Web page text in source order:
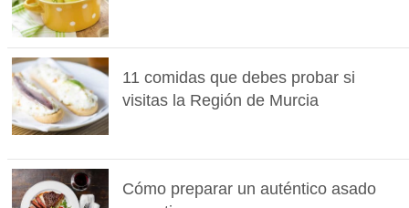
11 comidas que debes probar si
visitas la Región de Murcia
Cómo preparar un auténtico asado